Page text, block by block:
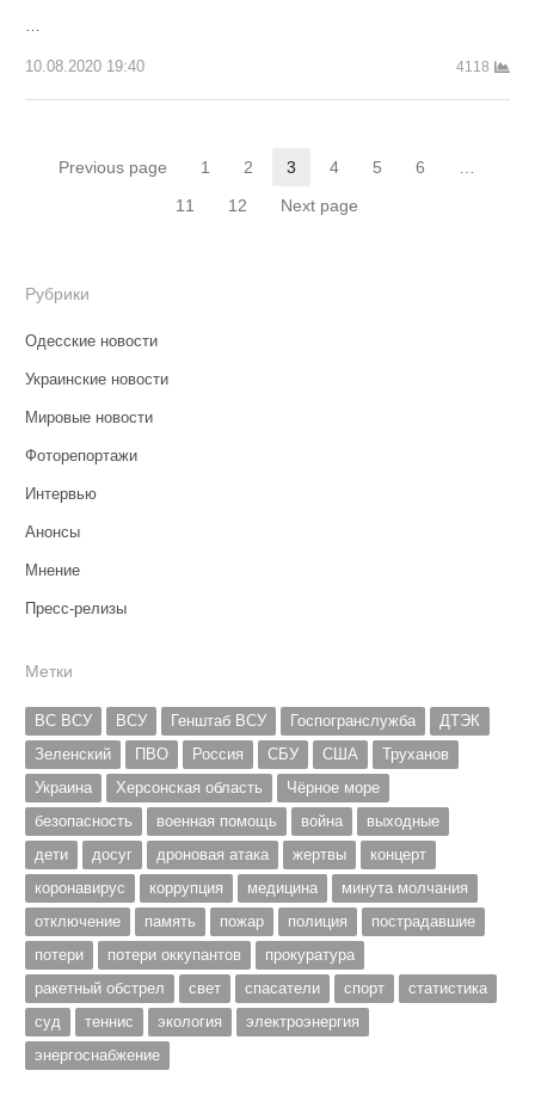
…
10.08.2020 19:40 4118
Пагинация
Previous page Страница
1 Страница
2 Страница
3 Страница
4 Страница
5 Страница
6 …
Страница
11 Страница
12 Next page
Рубрики
Одесские новости
Украинские новости
Мировые новости
Фоторепортажи
Интервью
Анонсы
Мнение
Пресс-релизы
Метки
ВС ВСУ ВСУ Генштаб ВСУ Госпогранслужба
ДТЭК
Зеленский
ПВО Россия СБУ США
Труханов
Украина
Херсонская область
Чёрное море
безопасность
военная помощь война
выходные
дети
досуг дроновая атака жертвы
концерт
коронавирус
коррупция медицина
минута молчания
отключение
память пожар полиция
пострадавшие
потери
потери оккупантов
прокуратура
ракетный обстрел
свет спасатели спорт
статистика
суд
теннис экология
электроэнергия
энергоснабжение